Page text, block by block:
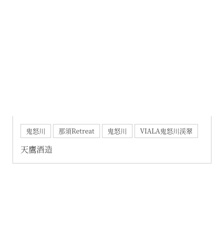
鬼怒川 那須Retreat 鬼怒川 VIALA鬼怒川渓翠
天鷹酒造
法人予約（代行）はこちら